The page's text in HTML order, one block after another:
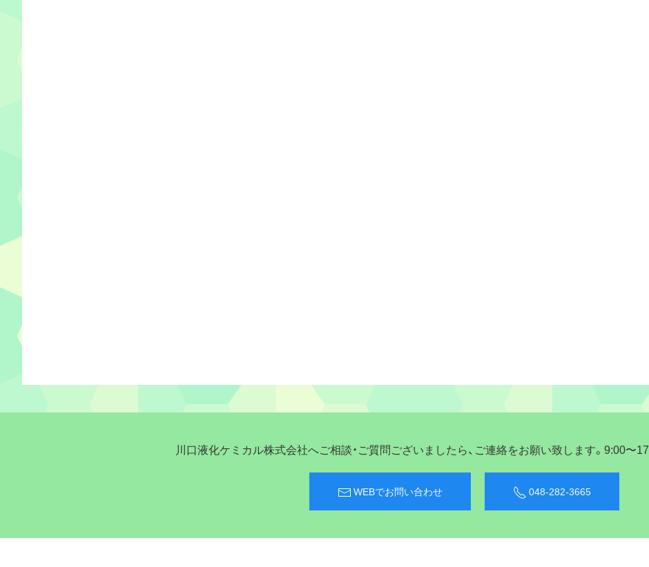
川口液化ケミカル株式会社へご相談・ご質問ございましたら、ご連絡をお願い致します。9:00〜
WEBでお問い合わせ 048-282-3665